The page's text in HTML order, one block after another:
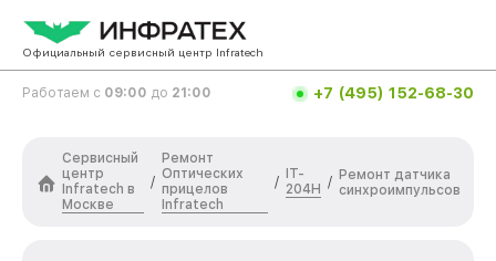
Официальный сервисный центр Infratech
Работаем с 09:00 до 21:00 +7 (495) 152-68-30
Сервисный
центр
Infratech в
Москве
/
Ремонт
Оптических
прицелов
Infratech
/
IT-
204H / Ремонт датчика
синхроимпульсов